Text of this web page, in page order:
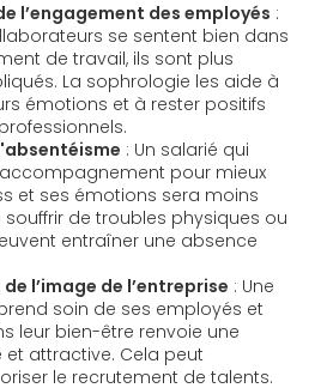
l’engagement des employés :
se sentent bien dans
de travail, ils sont plus
La sophrologie les aide à
émotions et à rester positifs
: Un salarié qui
pour mieux
et ses émotions sera moins
de troubles physiques ou
entraîner une absence
l’image de l’entreprise : Une
soin de ses employés et
leur bien-être renvoie une
attractive. Cela peut
le recrutement de talents.